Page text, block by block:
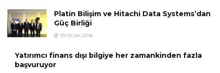
Platin Bilişim ve Hitachi Data Systems’dan
Güç Birliği
19 OCAK 2016
Yatırımcı finans dışı bilgiye her zamankinden fazla
başvuruyor